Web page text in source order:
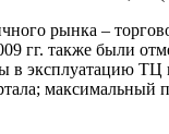
рынка –
гг. также были
в эксплуатацию
максимальный